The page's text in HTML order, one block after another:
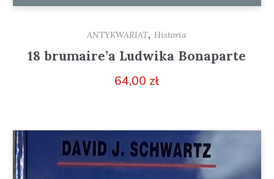
ANTYKWARIAT,Historia
18 brumaire’a Ludwika Bonaparte
64,00 zł